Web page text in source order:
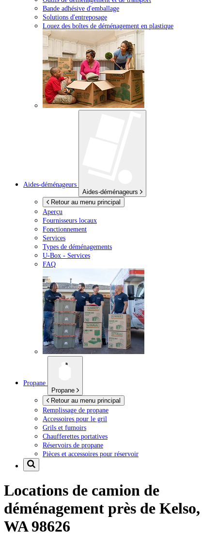
Bande adhésive d'emballage
Solutions d'entreposage
Louez des boîtes de déménagement en plastique
Aides-déménageurs
Aides-déménageurs
Retour au menu principal
Aperçu
Fournisseurs locaux
Fonctionnement
Services
Types de déménagements
U-Box - Services
FAQ
Propane
Propane
Retour au menu principal
Remplissage de propane
Accessoires pour le gril
Grils et fumoirs
Chaufferettes portatives
Réservoirs de propane
Pièces et accessoires pour réservoir
Locations de camion de
déménagement près de Kelso,
WA 98626